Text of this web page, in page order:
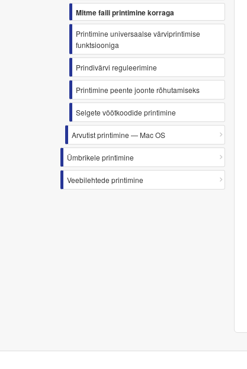
Mitme faili printimine korraga
Printimine universaalse värviprintimise
funktsiooniga
Prindivärvi reguleerimine
Printimine peente joonte rõhutamiseks
Selgete vöötkoodide printimine
Arvutist printimine — Mac OS
Ümbrikele printimine
Veebilehtede printimine